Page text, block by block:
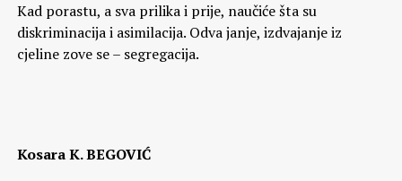
Kad porastu, a sva prilika i prije, naučiće šta su
diskriminacija i asimilacija. Odva janje, izdvajanje iz
cjeline zove se – segregacija.
Kosara K. BEGOVIĆ